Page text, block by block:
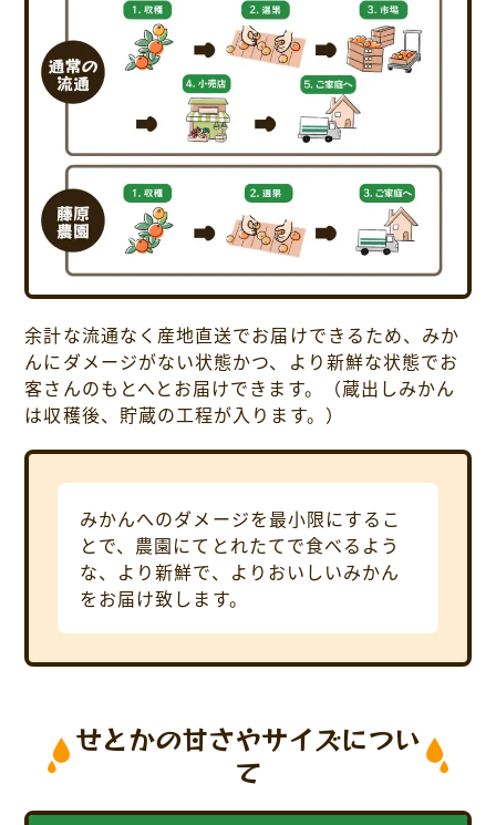
余計な流通なく産地直送でお届けできるため、みか
んにダメージがない状態かつ、より新鮮な状態でお
客さんのもとへとお届けできます。（蔵出しみかん
は収穫後、貯蔵の工程が入ります。）
みかんへのダメージを最小限にするこ
とで、農園にてとれたてで食べるよう
な、より新鮮で、よりおいしいみかん
をお届け致します。
せとかの甘さやサイズについ
て